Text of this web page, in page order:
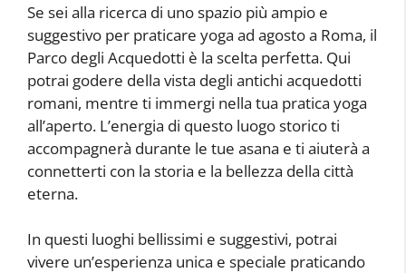
Se sei alla ricerca di uno spazio più ampio e
suggestivo per praticare yoga ad agosto a Roma, il
Parco degli Acquedotti è la scelta perfetta. Qui
potrai godere della vista degli antichi acquedotti
romani, mentre ti immergi nella tua pratica yoga
all’aperto. L’energia di questo luogo storico ti
accompagnerà durante le tue asana e ti aiuterà a
connetterti con la storia e la bellezza della città
eterna.
In questi luoghi bellissimi e suggestivi, potrai
vivere un’esperienza unica e speciale praticando